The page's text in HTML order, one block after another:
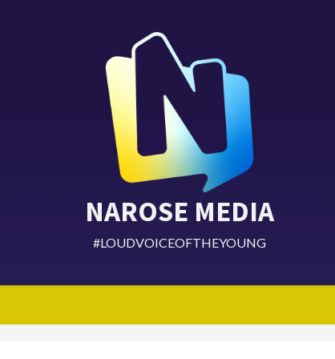
NAROSE MEDIA
#LOUDVOICEOFTHEYOUNG